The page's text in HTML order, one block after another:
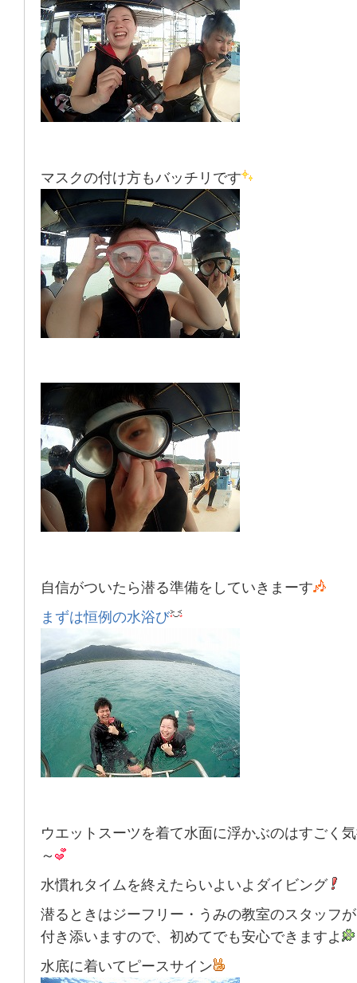
マスクの付け方もバッチリです
自信がついたら潜る準備をしていきまーす
まずは恒例の水浴び
ウエットスーツを着て水面に浮かぶのはすごく
～
水慣れタイムを終えたらいよいよダイビング
潜るときはジーフリー・うみの教室のスタッフ
付き添いますので、初めてでも安心できますよ
水底に着いてピースサイン